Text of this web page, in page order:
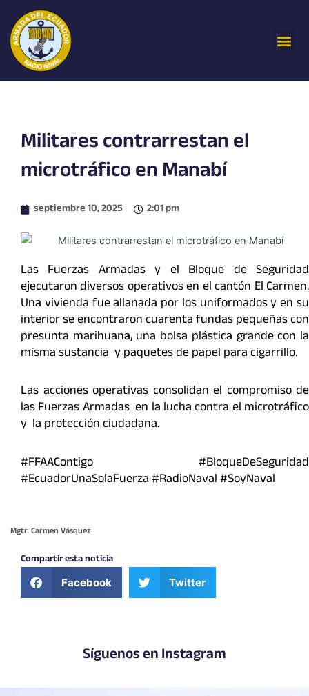
contenido
Militares contrarrestan el
microtráfico en Manabí
septiembre 10, 2025 2:01 pm
Las Fuerzas Armadas y el Bloque de Seguridad
ejecutaron diversos operativos en el cantón El Carmen.
Una vivienda fue allanada por los uniformados y en su
interior se encontraron cuarenta fundas pequeñas con
presunta marihuana, una bolsa plástica grande con la
misma sustancia y paquetes de papel para cigarrillo.
Las acciones operativas consolidan el compromiso de
las Fuerzas Armadas en la lucha contra el microtráfico
y la protección ciudadana.
#FFAAContigo #BloqueDeSeguridad
#EcuadorUnaSolaFuerza #RadioNaval #SoyNaval
Mgtr. Carmen Vásquez
Compartir esta noticia
Facebook Twitter
Síguenos en Instagram